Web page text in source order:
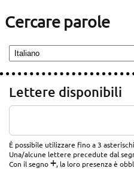
Cercare parole
Lettere disponibili
È possibile utilizzare fino a 3
Una/alcune lettere precedute dal
Con il segno+, la loro presenza è